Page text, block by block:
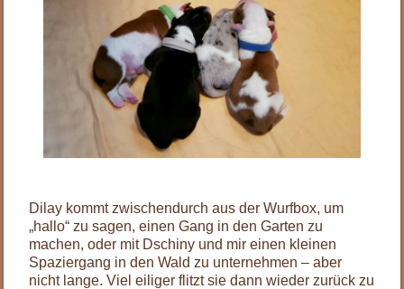
Dilay kommt zwischendurch aus der Wurfbox, um
„hallo“ zu sagen, einen Gang in den Garten zu
machen, oder mit Dschiny und mir einen kleinen
Spaziergang in den Wald zu unternehmen – aber
nicht lange. Viel eiliger flitzt sie dann wieder zurück zu